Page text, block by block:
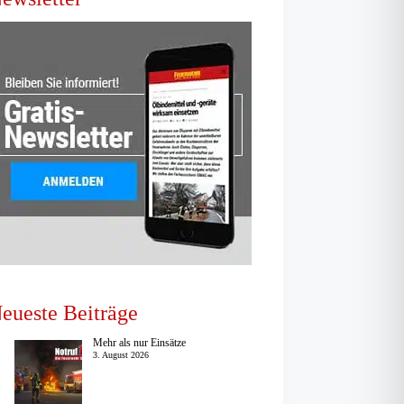
Beiträge
Mehr als nur Einsätze
3. August 2026